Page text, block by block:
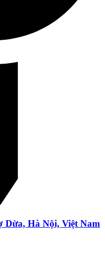
Dừa, Hà Nội, Việt Nam